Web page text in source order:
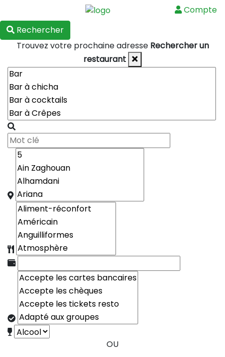
Compte
Rechercher
Trouvez votre prochaine adresse Rechercher un
restaurant
OU